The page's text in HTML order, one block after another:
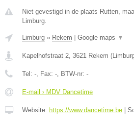
Niet gevestigd in de plaats Rutten,
Limburg.
Limburg » Rekem | Google maps ▼
Kapelhofstraat 2 3621 Rekem (
Tel: - , Fax: - , BTW-nr: -
E-mail › MDV Dancetime
Website: https://www.dancetime.be |